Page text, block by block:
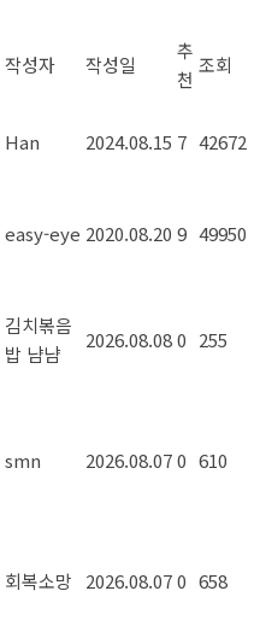
작성자 작성일
추
천
조회
Han 2024.08.15 7 42672
easy-eye 2020.08.20 9 49950
김치볶음
밥 냠냠
2026.08.080 255
smn 2026.08.070 610
회복소망 2026.08.070 658